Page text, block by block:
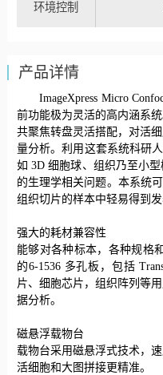
环境控制
产品详情
ImageXpress Micro
前功能极为灵活的高内涵系
共聚焦转盘灵活搭配，对活
量分析。利用这套系统科研
如 3D 细胞球、组织乃至小
的生理学相关问题。本系统
组织切片的样本中轻易得到发
强大的耗材兼容性
能够对各种标本，各种规格
的6-1536 多孔板，包括
片、细胞芯片，组织阵列等
据分析。
磁悬浮载物台
载物台采用磁悬浮式技术，
活细胞和大图拼接更精准。